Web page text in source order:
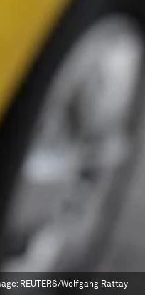
REUTERS/Wolfgang Rattay